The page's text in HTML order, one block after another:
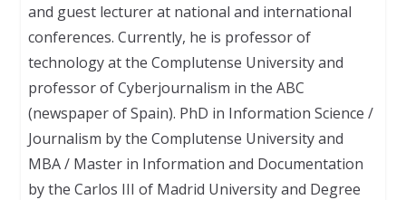
and guest lecturer at national and international
conferences. Currently, he is professor of
technology at the Complutense University and
professor of Cyberjournalism in the ABC
(newspaper of Spain). PhD in Information Science /
Journalism by the Complutense University and
MBA / Master in Information and Documentation
by the Carlos III of Madrid University and Degree